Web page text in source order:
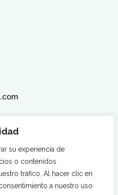
su experiencia de
o contenidos
tráfico. Al hacer clic en
a nuestro uso